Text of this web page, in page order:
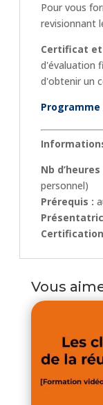
Pour vous
revisionnant
Certificat
d'évaluation
d'obtenir un
Nb
personnel)
Prérequis :
Vous